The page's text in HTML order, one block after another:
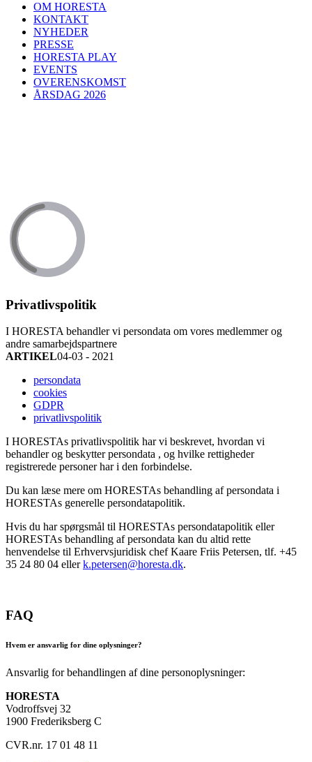
OM HORESTA
KONTAKT
NYHEDER
PRESSE
HORESTA PLAY
EVENTS
OVERENSKOMST
ÅRSDAG 2026
Privatlivspolitik
I HORESTA behandler vi persondata om vores medlemmer og
andre samarbejdspartnere
ARTIKEL04-03 - 2021
persondata
cookies
GDPR
privatlivspolitik
I HORESTAs privatlivspolitik har vi beskrevet, hvordan vi
behandler og beskytter persondata , og hvilke rettigheder
registrerede personer har i den forbindelse.
Du kan læse mere om HORESTAs behandling af persondata i
HORESTAs generelle persondatapolitik.
Hvis du har spørgsmål til HORESTAs persondatapolitik eller
HORESTAs behandling af persondata kan du altid rette
henvendelse til Erhvervsjuridisk chef Kaare Friis Petersen, tlf. +45
35 24 80 04 ellerk.petersen@horesta.dk.
FAQ
Hvem er ansvarlig for dine oplysninger?
Ansvarlig for behandlingen af dine personoplysninger:
HORESTA
Vodroffsvej 32
1900 Frederiksberg C
CVR.nr. 17 01 48 11